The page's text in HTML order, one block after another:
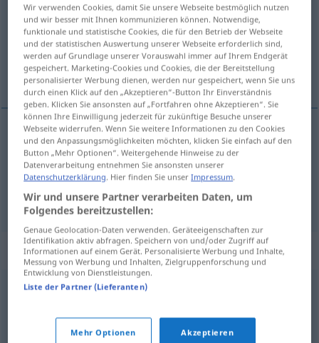
Übersicht aller Übersetzungen
(Für mehr Details die Übersetzung anklicken/antippen)
to teach some manners...
Beispiele
nur injemanden ( UMGa.jemandem) Mores
toteachsbsome manners, totellsbwhat’swhat
Beispielsätze für "Mores"
a.
Wir verwenden Cookies, damit Sie unsere Webseite bestmöglich nutzen
und wir besser mit Ihnen kommunizieren können. Notwendige,
funktionale und statistische Cookies, die für den Betrieb der Webseite
und der statistischen Auswertung unserer Webseite erforderlich sind,
werden auf Grundlage unserer Vorauswahl immer auf Ihrem Endgerät
gespeichert. Marketing-Cookies und Cookies, die der Bereitstellung
personalisierter Werbung dienen, werden nur gespeichert, wenn Sie uns
durch einen Klick auf den „Akzeptieren“-Button Ihr Einverständnis
geben. Klicken Sie ansonsten auf „Fortfahren ohne Akzeptieren“. Sie
können Ihre Einwilligung jederzeit für zukünftige Besuche unserer
Webseite widerrufen. Wenn Sie weitere Informationen zu den Cookies
und den Anpassungsmöglichkeiten möchten, klicken Sie einfach auf den
Button „Mehr Optionen“. Weitergehende Hinweise zu der
Datenverarbeitung entnehmen Sie ansonsten unserer
Datenschutzerklärung. Hier finden Sie unserImpressum.
Wir und unsere Partner verarbeiten Daten, um
Folgendes bereitzustellen:
Genaue Geolocation-Daten verwenden. Geräteeigenschaften zur
Identifikation aktiv abfragen. Speichern von und/oder Zugriff auf
Informationen auf einem Gerät. Personalisierte Werbung und Inhalte,
Messung von Werbung und Inhalten, Zielgruppenforschung und
Entwicklung von Dienstleistungen.
Liste der Partner (Lieferanten)
Mehr Optionen Akzeptieren